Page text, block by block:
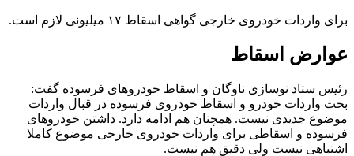
برای واردات خودروی خارجی گواهی اسقاط ۱۷ میلیونی لازم است.
عوارض اسقاط
رئیس ستاد نوسازی ناوگان و اسقاط خودروهای فرسوده گفت:
بحث واردات خودرو و اسقاط خودروی فرسوده در قبال واردات
موضوع جدیدی نیست. همچنان هم ادامه دارد. داشتن خودروهای
فرسوده و اسقاطی برای واردات خودروی خارجی موضوع کاملا
اشتباهی نیست ولی دقیق هم نیست.